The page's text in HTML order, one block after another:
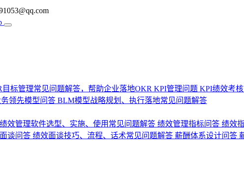
目标管理常见问题解答，帮助企业落地OKR KPI管理问题 KPI绩效考
领先模型问答 BLM模型战略规划、执行落地常见问题解答
绩效管理软件选型、实施、使用常见问题解答 绩效管理指标问答 绩效
谈问答 绩效面谈技巧、流程、话术常见问题解答 薪酬体系设计问答